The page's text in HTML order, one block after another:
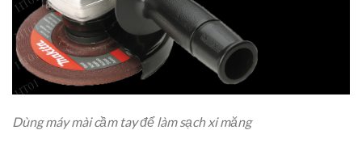
Dùng máy mài cầm tay để làm sạch xi măng